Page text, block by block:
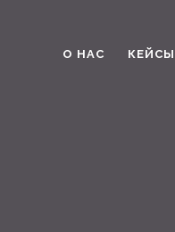
О НАС КЕЙСЫ